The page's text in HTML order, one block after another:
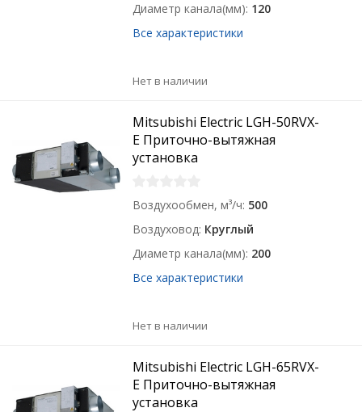
Диаметр канала(мм) 120
Все характеристики
Нет в наличии
Mitsubishi Electric LGH-50RVX-
E Приточно-вытяжная
установка
Воздухообмен, м³/ч 500
Воздуховод Круглый
Диаметр канала(мм) 200
Все характеристики
Нет в наличии
Mitsubishi Electric LGH-65RVX-
E Приточно-вытяжная
установка